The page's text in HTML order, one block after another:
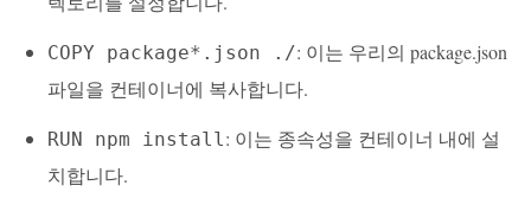
COPY package*.json ./: 이는 우리의 package.json
파일을 컨테이너에 복사합니다.
RUN npm install: 이는 종속성을 컨테이너 내에 설
치합니다.